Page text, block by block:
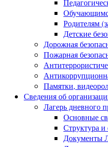
Родителям
Детские
Дорожная
Пожарная
Памятки,
Сведения об
Лагерь дневного
Основные
Структура
Документы